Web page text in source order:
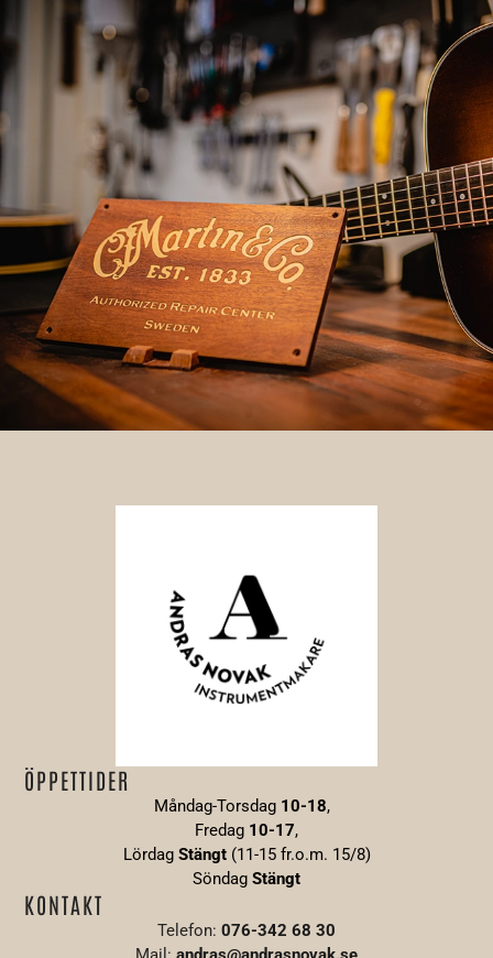
ÖPPETTIDER
Måndag-Torsdag 10-18,
Fredag 10-17,
Lördag Stängt (11-15 fr.o.m. 15/8)
Söndag Stängt
KONTAKT
Telefon: 076-342 68 30